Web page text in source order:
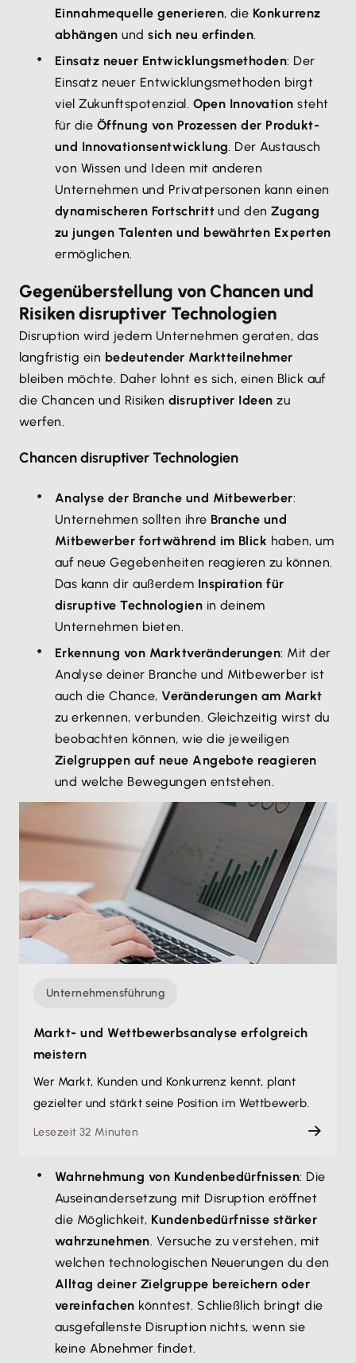
Einnahmequelle generieren, die Konkurrenz
abhängen undsich neu erfinden.
Einsatz neuer Entwicklungsmethoden: Der
Einsatz neuer Entwicklungsmethoden birgt
viel Zukunftspotenzial. Open Innovation steht
für die Öffnung von Prozessen der Produkt-
und Innovationsentwicklung. Der Austausch
von Wissen und Ideen mit anderen
Unternehmen und Privatpersonen kann einen
dynamischeren Fortschritt und denZugang
zu jungen Talenten und bewährten Experten
ermöglichen.
Gegenüberstellung von Chancen und
Risiken disruptiver Technologien
Disruption wird jedem Unternehmen geraten, das
langfristig ein bedeutender Marktteilnehmer
bleiben möchte. Daher lohnt es sich, einen Blick auf
die Chancen und Risiken disruptiver Ideen zu
werfen.
Chancen disruptiver Technologien
Analyse der Branche und Mitbewerber:
Unternehmen sollten ihre Branche und
Mitbewerber fortwährend im Blick haben, um
auf neue Gegebenheiten reagieren zu können.
Das kann dir außerdem Inspiration für
disruptive Technologien in deinem
Unternehmen bieten.
Erkennung von Marktveränderungen: Mit der
Analyse deiner Branche und Mitbewerber ist
auch die Chance, Veränderungen am Markt
zu erkennen, verbunden. Gleichzeitig wirst du
beobachten können, wie die jeweiligen
Zielgruppen auf neue Angebote reagieren
und welche Bewegungen entstehen.
Unternehmensführung
Markt- und Wettbewerbsanalyse erfolgreich
meistern
Wer Markt, Kunden und Konkurrenz kennt, plant
gezielter und stärkt seine Position im Wettbewerb.
Lesezeit 32 Minuten
Wahrnehmung von Kundenbedürfnissen: Die
Auseinandersetzung mit Disruption eröffnet
die Möglichkeit, Kundenbedürfnisse stärker
wahrzunehmen. Versuche zu verstehen, mit
welchen technologischen Neuerungen du den
Alltag deiner Zielgruppe bereichern oder
vereinfachen könntest. Schließlich bringt die
ausgefallenste Disruption nichts, wenn sie
keine Abnehmer findet.